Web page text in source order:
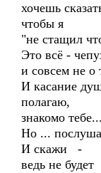
хочешь
чтобы я
"не стащил
Это всё -
и совсем не о
И касание
полагаю,
знакомо
Но ...
И скажи -
ведь не будет